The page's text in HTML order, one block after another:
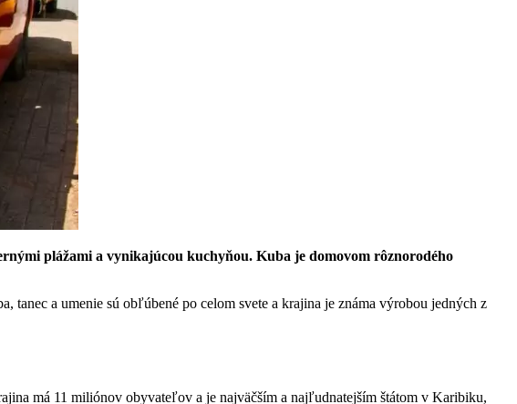
plážami a vynikajúcou kuchyňou. Kuba je domovom rôznorodého
tanec a umenie sú obľúbené po celom svete a krajina je známa výrobou jedných z
má 11 miliónov obyvateľov a je najväčším a najľudnatejším štátom v Karibiku,